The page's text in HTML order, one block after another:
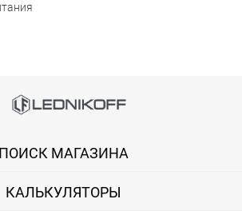
покупку на сайте банковской картой
ПОИСК МАГАЗИНА
КАЛЬКУЛЯТОРЫ